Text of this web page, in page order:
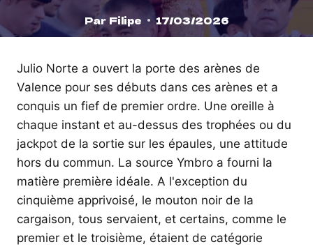
Par Filipe 17/03/2026
Julio Norte a ouvert la porte des arènes de
Valence pour ses débuts dans ces arènes et a
conquis un fief de premier ordre. Une oreille à
chaque instant et au-dessus des trophées ou du
jackpot de la sortie sur les épaules, une attitude
hors du commun. La source Ymbro a fourni la
matière première idéale. A l'exception du
cinquième apprivoisé, le mouton noir de la
cargaison, tous servaient, et certains, comme le
premier et le troisième, étaient de catégorie